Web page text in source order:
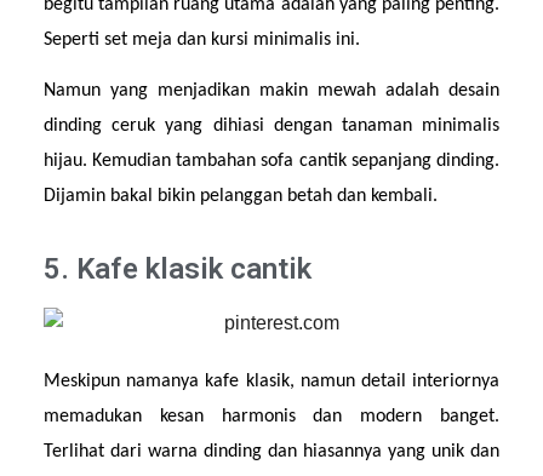
begitu tampilan ruang utama adalah yang paling penting.
Seperti set meja dan kursi minimalis ini.
Namun yang menjadikan makin mewah adalah desain
dinding ceruk yang dihiasi dengan tanaman minimalis
hijau. Kemudian tambahan sofa cantik sepanjang dinding.
Dijamin bakal bikin pelanggan betah dan kembali.
5. Kafe klasik cantik
Meskipun namanya kafe klasik, namun detail interiornya
memadukan kesan harmonis dan modern banget.
Terlihat dari warna dinding dan hiasannya yang unik dan